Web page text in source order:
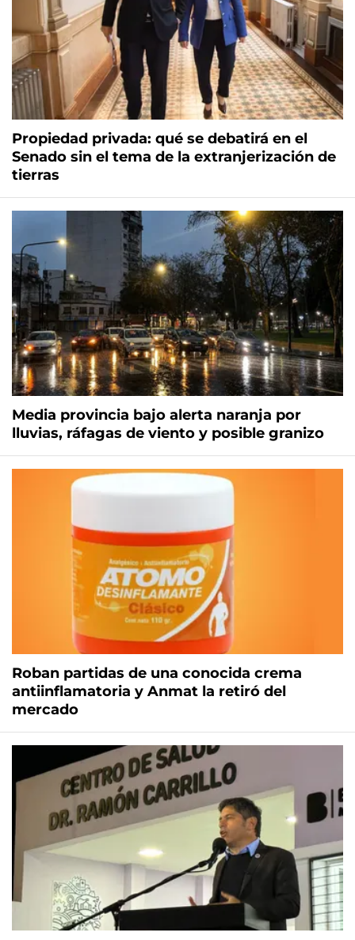
Propiedad privada: qué se debatirá en el
Senado sin el tema de la extranjerización de
tierras
Media provincia bajo alerta naranja por
lluvias, ráfagas de viento y posible granizo
Roban partidas de una conocida crema
antiinflamatoria y Anmat la retiró del
mercado